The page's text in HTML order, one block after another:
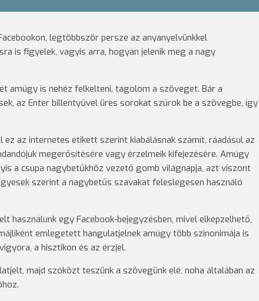
legtöbbször persze az anyanyelvünkkel
is figyelek, vagyis arra, hogyan jelenik meg a nagy
amúgy is nehéz felkelteni, tagolom a szöveget. Bár a
az Enter billentyűvel üres sorokat szúrok be a szövegbe, így
az internetes etikett szerint kiabálásnak számít, ráadásul az
megerősítésére vagy érzelmeik kifejezésére. Amúgy
a csupa nagybetűkhöz vezető gomb világnapja, azt viszont
szerint a nagybetűs szavakat feleslegesen használó
használunk egy Facebook-bejegyzésben, mivel elképzelhető,
emlegetett hangulatjelnek amúgy több szinonimája is
a hisztikon és az érzjel.
majd szóközt teszünk a szövegünk elé, noha általában az